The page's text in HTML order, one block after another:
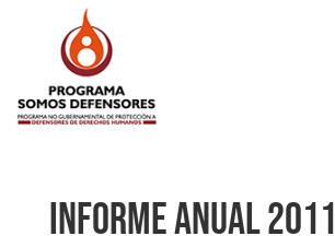
INFORME ANUAL 2011